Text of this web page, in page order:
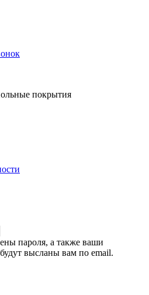
покрытия
пароля, а также ваши
высланы вам по email.